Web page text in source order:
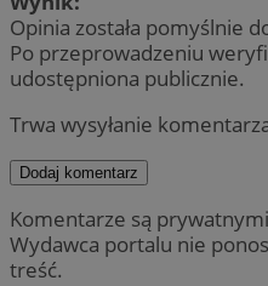
Opinia została pomyślnie
Po przeprowadzeniu
udostępniona publicznie.
Trwa wysyłanie
Dodaj komentarz
Komentarze są
Wydawca portalu nie
treść.